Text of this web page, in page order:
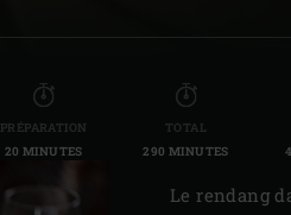
Turkey |
PRÉPARATION
20 MINUTES
TOTAL
290 MINUTES
Le rendang